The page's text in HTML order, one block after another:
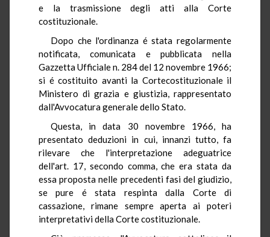
e la trasmissione degli atti alla Corte
costituzionale.
Dopo che l'ordinanza é stata regolarmente
notificata, comunicata e pubblicata nella
Gazzetta Ufficiale n. 284 del 12 novembre 1966;
si é costituito avanti la Cortecostituzionale il
Ministero di grazia e giustizia, rappresentato
dall'Avvocatura generale dello Stato.
Questa, in data 30 novembre 1966, ha
presentato deduzioni in cui, innanzi tutto, fa
rilevare che l'interpretazione adeguatrice
dell'art. 17, secondo comma, che era stata da
essa proposta nelle precedenti fasi del giudizio,
se pure é stata respinta dalla Corte di
cassazione, rimane sempre aperta ai poteri
interpretativi della Corte costituzionale.